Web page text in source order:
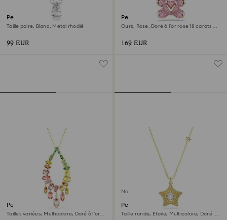
Pendentif Stilla
Taille poire, Blanc, Métal rhodié
99 EUR
Pendentif Teddy
Ours, Rose, Doré à l’or rose 18 carats
169 EUR
Pendentif Gema
Tailles variées, Multicolore, Doré à l’or
Nouveau
Pendentif Sublima
Taille ronde, Étoile, Multicolore, Doré à